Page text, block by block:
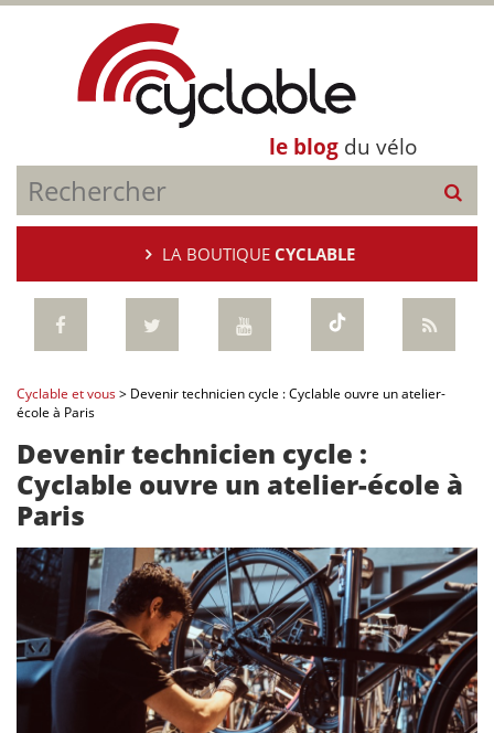
le blog du vélo
LA BOUTIQUE CYCLABLE
Cyclable et vous> Devenir technicien cycle : Cyclable ouvre un atelier-
école à Paris
Devenir technicien cycle :
Cyclable ouvre un atelier-école à
Paris